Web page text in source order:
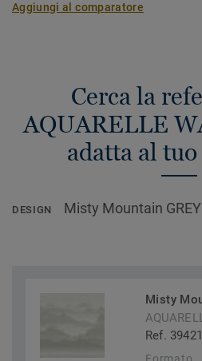
Aggiungi al comparatore
Cerca la
AQUARELLE
adatta al
DESIGN Misty Mountain GREY
Misty
Ref.